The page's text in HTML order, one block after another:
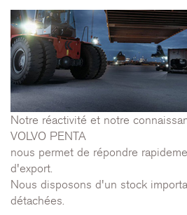
Notre réactivité et notre
VOLVO PENTA
nous permet de répondre
d'export.
Nous disposons d'un stock
détachées.